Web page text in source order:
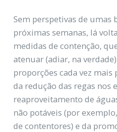
Sem perspetivas de umas
próximas semanas, lá
medidas de contenção,
atenuar (adiar, na
proporções cada vez mais
da redução das regas nos
reaproveitamento de
não potáveis (por
de contentores) e da